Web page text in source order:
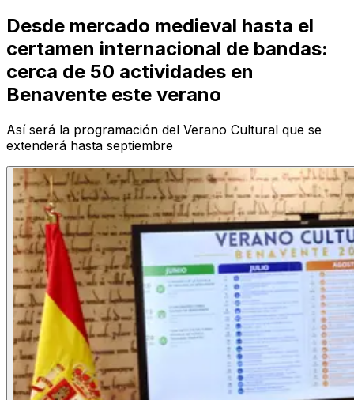
Desde mercado medieval hasta el
certamen internacional de bandas:
cerca de 50 actividades en
Benavente este verano
Así será la programación del Verano Cultural que se
extenderá hasta septiembre